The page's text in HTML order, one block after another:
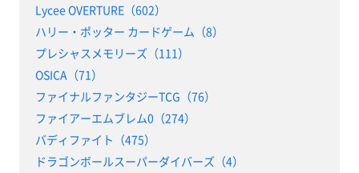
Lycee OVERTURE（602）
ハリー・ポッター カードゲーム（8）
プレシャスメモリーズ（111）
OSICA（71）
ファイナルファンタジーTCG（76）
ファイアーエムブレム0（274）
バディファイト（475）
ドラゴンボールスーパーダイバーズ（4）